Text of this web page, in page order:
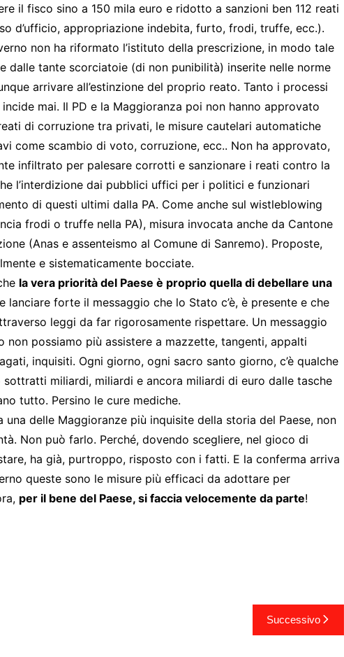
il fisco sino a 150 mila euro e ridotto a sanzioni ben 112 reati
d’ufficio, appropriazione indebita, furto, frodi, truffe, ecc.).
non ha riformato l’istituto della prescrizione, in modo tale
dalle tante scorciatoie (di non punibilità) inserite nelle norme
arrivare all’estinzione del proprio reato. Tanto i processi
mai. Il PD e la Maggioranza poi non hanno approvato
di corruzione tra privati, le misure cautelari automatiche
come scambio di voto, corruzione, ecc.. Non ha approvato,
infiltrato per palesare corrotti e sanzionare i reati contro la
l’interdizione dai pubblici uffici per i politici e funzionari
di questi ultimi dalla PA. Come anche sul wistleblowing
frodi o truffe nella PA), misura invocata anche da Cantone
(Anas e assenteismo al Comune di Sanremo). Proposte,
e sistematicamente bocciate.
la vera priorità del Paese è proprio quella di debellare una
e lanciare forte il messaggio che lo Stato c’è, è presente e che
leggi da far rigorosamente rispettare. Un messaggio
non possiamo più assistere a mazzette, tangenti, appalti
inquisiti. Ogni giorno, ogni sacro santo giorno, c’è qualche
sottratti miliardi, miliardi e ancora miliardi di euro dalle tasche
tutto. Persino le cure mediche.
delle Maggioranze più inquisite della storia del Paese, non
Non può farlo. Perché, dovendo scegliere, nel gioco di
ha già, purtroppo, risposto con i fatti. E la conferma arriva
queste sono le misure più efficaci da adottare per
per il bene del Paese, si faccia velocemente da parte!
Successivo